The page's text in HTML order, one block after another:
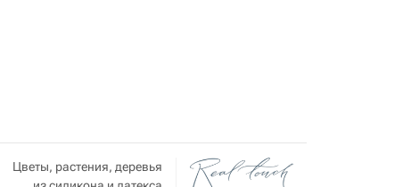
Цветы, растения, деревья